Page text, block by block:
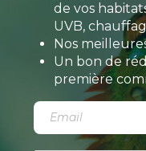
de vos
UVB,
Nos
Un bon de
première